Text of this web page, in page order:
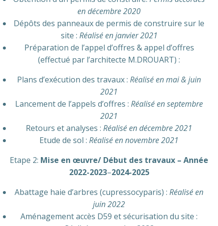
en décembre 2020
Dépôts des panneaux de permis de construire sur le
site : Réalisé en janvier 2021
Préparation de l’appel d’offres & appel d’offres
(effectué par l’architecte M.DROUART) :
Plans d’exécution des travaux : Réalisé enmai & juin
2021
Lancement de l’appels d’offres : Réalisé enseptembre
2021
Retours et analyses : Réalisé en décembre 2021
Etude de sol : Réalisé en novembre 2021
Etape 2: Mise en œuvre/ Début des travaux – Année
2022-2023–2024-2025
Abattage haie d’arbres (cupressocyparis) : Réalisé en
juin 2022
Aménagement accès D59 et sécurisation du site :